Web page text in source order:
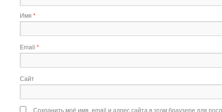
Имя *
Email *
Сайт
Сохранить моё имя, email и адрес сайта в этом браузере для